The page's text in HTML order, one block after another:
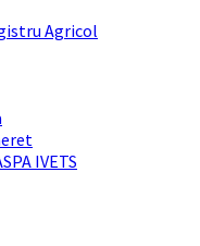
Agricol
IVETS